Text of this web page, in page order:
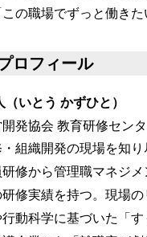
の職場でずっと働き
ロフィール
（いとう かずひと）
開発協会 教育研修セン
組織開発の現場を知
修から管理職マネジ
修実績を持つ。現場
動科学に基づいた「